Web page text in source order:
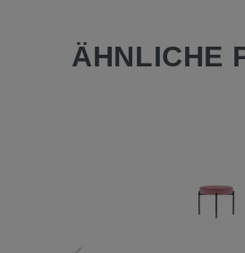
ÄHNLICHE